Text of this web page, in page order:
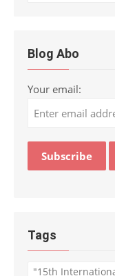
Blog Abo
Your email:
Tags
"15th